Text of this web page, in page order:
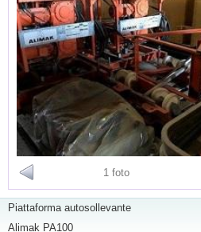
1 foto
Piattaforma autosollevante
Alimak PA100